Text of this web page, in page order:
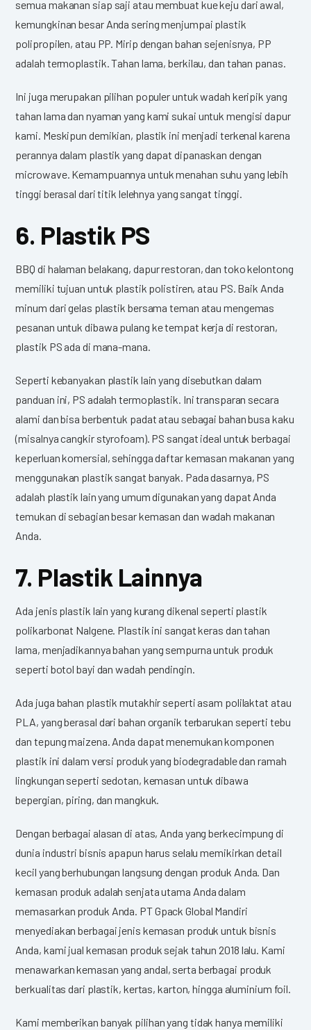
semua makanan siap saji atau membuat kue keju dari awal,
kemungkinan besar Anda sering menjumpai plastik
polipropilen, atau PP. Mirip dengan bahan sejenisnya, PP
adalah termoplastik. Tahan lama, berkilau, dan tahan panas.
Ini juga merupakan pilihan populer untuk wadah keripik yang
tahan lama dan nyaman yang kami sukai untuk mengisi dapur
kami. Meskipun demikian, plastik ini menjadi terkenal karena
perannya dalam plastik yang dapat dipanaskan dengan
microwave. Kemampuannya untuk menahan suhu yang lebih
tinggi berasal dari titik lelehnya yang sangat tinggi.
6. Plastik PS
BBQ di halaman belakang, dapur restoran, dan toko kelontong
memiliki tujuan untuk plastik polistiren, atau PS. Baik Anda
minum dari gelas plastik bersama teman atau mengemas
pesanan untuk dibawa pulang ke tempat kerja di restoran,
plastik PS ada di mana-mana.
Seperti kebanyakan plastik lain yang disebutkan dalam
panduan ini, PS adalah termoplastik. Ini transparan secara
alami dan bisa berbentuk padat atau sebagai bahan busa kaku
(misalnya cangkir styrofoam). PS sangat ideal untuk berbagai
keperluan komersial, sehingga daftar kemasan makanan yang
menggunakan plastik sangat banyak. Pada dasarnya, PS
adalah plastik lain yang umum digunakan yang dapat Anda
temukan di sebagian besar kemasan dan wadah makanan
Anda.
7. Plastik Lainnya
Ada jenis plastik lain yang kurang dikenal seperti plastik
polikarbonat Nalgene. Plastik ini sangat keras dan tahan
lama, menjadikannya bahan yang sempurna untuk produk
seperti botol bayi dan wadah pendingin.
Ada juga bahan plastik mutakhir seperti asam polilaktat atau
PLA, yang berasal dari bahan organik terbarukan seperti tebu
dan tepung maizena. Anda dapat menemukan komponen
plastik ini dalam versi produk yang biodegradable dan ramah
lingkungan seperti sedotan, kemasan untuk dibawa
bepergian, piring, dan mangkuk.
Dengan berbagai alasan di atas, Anda yang berkecimpung di
dunia industri bisnis apapun harus selalu memikirkan detail
kecil yang berhubungan langsung dengan produk Anda. Dan
kemasan produk adalah senjata utama Anda dalam
memasarkan produk Anda. PT Gpack Global Mandiri
menyediakan berbagai jenis kemasan produk untuk bisnis
Anda, kami jual kemasan produk sejak tahun 2018 lalu. Kami
menawarkan kemasan yang andal, serta berbagai produk
berkualitas dari plastik, kertas, karton, hingga aluminium foil.
Kami memberikan banyak pilihan yang tidak hanya memiliki